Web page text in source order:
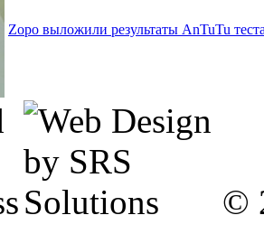
Zopo выложили результаты AnTuTu
©